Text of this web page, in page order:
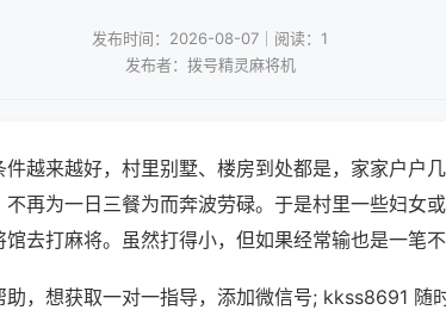
发布时间：2026-08-07｜阅读：1
发布者：拨号精灵麻将机
越来越好，村里别墅、楼房到处都是，家家户户
再为一日三餐为而奔波劳碌。于是村里一些妇女
去打麻将。虽然打得小，但如果经常输也是一笔不
，想获取一对一指导，添加微信号; kkss8691 随